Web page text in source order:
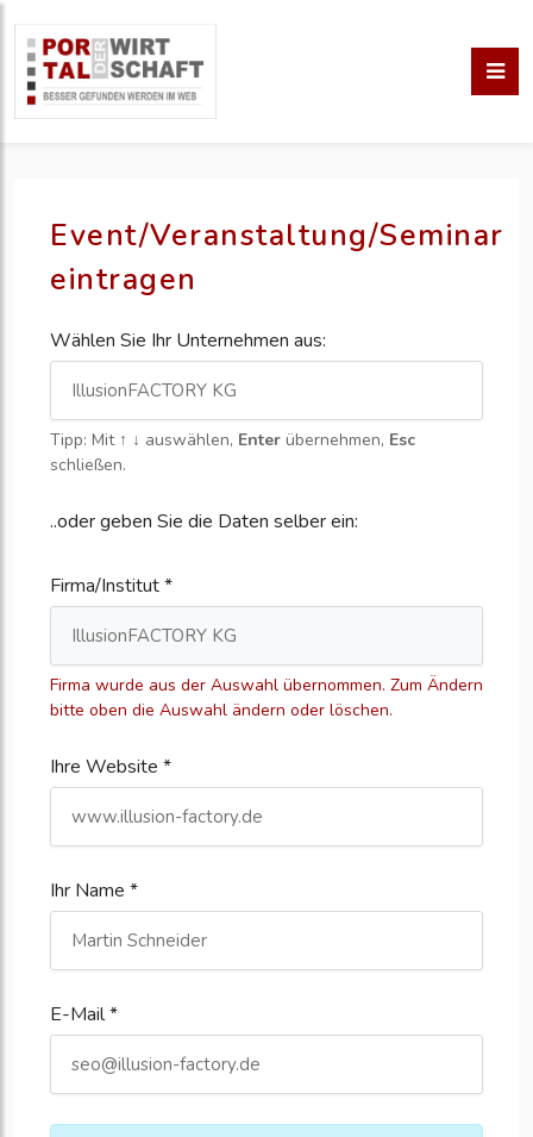
Event/Veranstaltung/Seminar
eintragen
Wählen Sie Ihr Unternehmen aus:
Tipp: Mit ↑ ↓ auswählen, Enter übernehmen, Esc
schließen.
..oder geben Sie die Daten selber ein:
Firma/Institut *
Firma wurde aus der Auswahl übernommen. Zum Ändern
bitte oben die Auswahl ändern oder löschen.
Ihre Website *
Ihr Name *
E-Mail *